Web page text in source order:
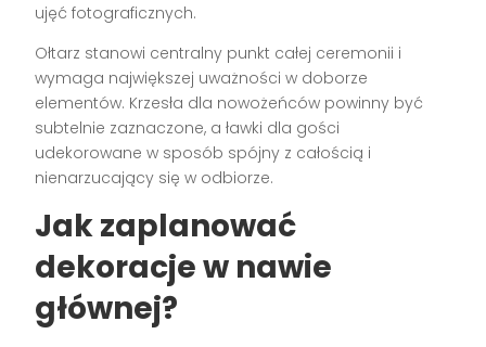
ujęć fotograficznych.
Ołtarz stanowi centralny punkt całej ceremonii i
wymaga największej uważności w doborze
elementów. Krzesła dla nowożeńców powinny być
subtelnie zaznaczone, a ławki dla gości
udekorowane w sposób spójny z całością i
nienarzucający się w odbiorze.
Jak zaplanować
dekoracje w nawie
głównej?